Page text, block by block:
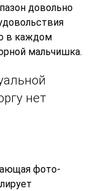
довольно
в каждом
мальчишка.
нет
фото-